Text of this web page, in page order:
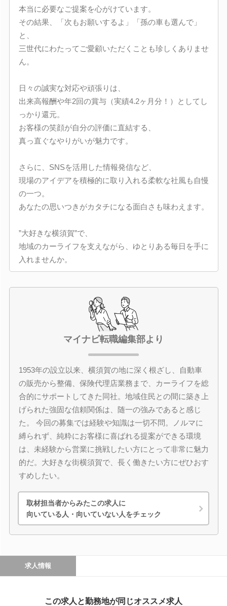
本当に必要なご提案を心がけています。
その結果、「次もお願いするよ」「孫の車も選んで」
と、
三世代にわたってご愛顧いただくことも珍しくありませ
ん。
日々の誠実な対応や頑張りは、
出来高報酬や年2回の賞与（実績4.2ヶ月分！）としてし
っかり還元。
お客様の笑顔が自分の評価に直結する、
真っ直ぐなやりがいが魅力です。
さらに、SNSを活用した情報発信など、
現場のアイデアを積極的に取り入れる柔軟な社風も自慢
の一つ。
あなたの思いつきがカタチになる面白さも味わえます。
”大好きな横須賀”で、
地域のカーライフを支えながら、ゆとりある毎日を手に
入れませんか。
マイナビ転職編集部より
1953年の設立以来、横須賀の地に深く根ざし、自動車
の販売から整備、保険代理店業務まで、カーライフを総
合的にサポートしてきた同社。地域住民との間に築き上
げられた強固な信頼関係は、随一の強みであると感じ
た。 今回の募集では経験や知識は一切不問。ノルマに
縛られず、純粋にお客様に喜ばれる提案ができる環境
は、未経験から営業に挑戦したい方にとって非常に魅力
的だ。大好きな街横須賀で、長く働きたい方にぜひおす
すめしたい。
取材担当者からみたこの求人に
向いている人・向いていない人をチェック
求人情報
この求人と勤務地が同じオススメ求人